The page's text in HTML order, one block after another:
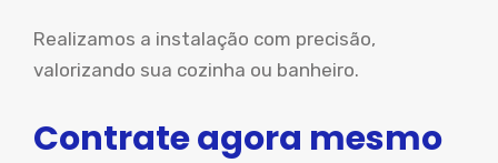
Realizamos a instalação com precisão,
valorizando sua cozinha ou banheiro.
Contrate agora mesmo